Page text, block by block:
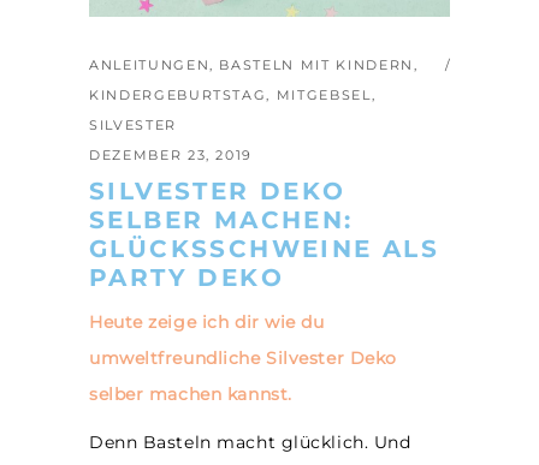
ANLEITUNGEN, BASTELN MIT KINDERN ,
KINDERGEBURTSTAG, MITGEBSEL,
SILVESTER
DEZEMBER 23, 2019
SILVESTER DEKO
SELBER MACHEN:
GLÜCKSSCHWEINE ALS
PARTY DEKO
Heute zeige ich dir wie du
umweltfreundliche Silvester Deko
selber machen kannst.
Denn Basteln macht glücklich. Und